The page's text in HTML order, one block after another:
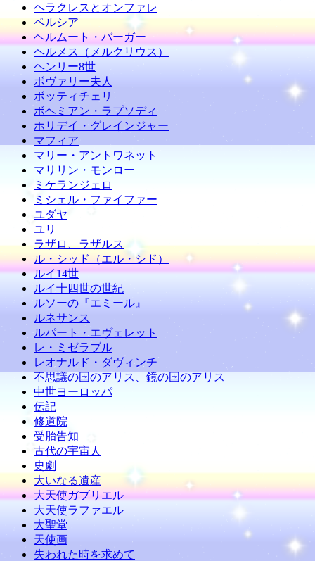
ヘラクレスとオンファレ
ペルシア
ヘルムート・バーガー
ヘルメス（メルクリウス）
ヘンリー8世
ボヴァリー夫人
ボッティチェリ
ボヘミアン・ラプソディ
ホリデイ・グレインジャー
マフィア
マリー・アントワネット
マリリン・モンロー
ミケランジェロ
ミシェル・ファイファー
ユダヤ
ユリ
ラザロ、ラザルス
ル・シッド（エル・シド）
ルイ14世
ルイ十四世の世紀
ルソーの『エミール』
ルネサンス
ルパート・エヴェレット
レ・ミゼラブル
レオナルド・ダヴィンチ
不思議の国のアリス、鏡の国のアリス
中世ヨーロッパ
伝記
修道院
受胎告知
古代の宇宙人
史劇
大いなる遺産
大天使ガブリエル
大天使ラファエル
大聖堂
天使画
失われた時を求めて